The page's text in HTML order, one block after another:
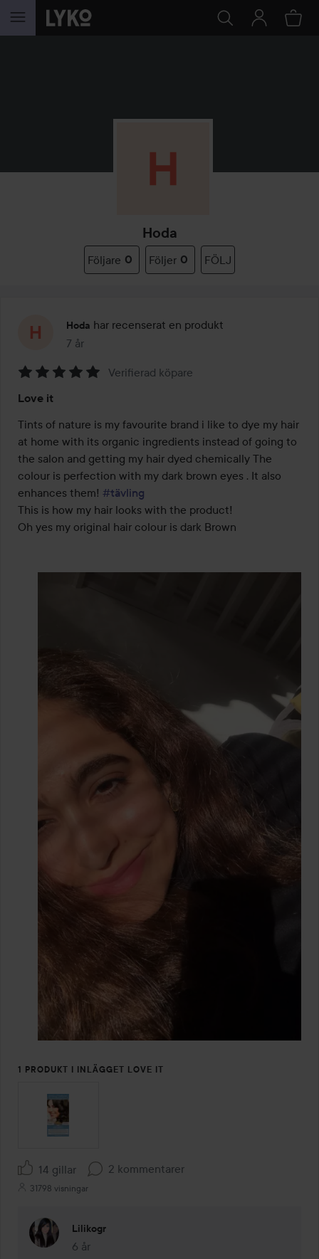
HOPPA TILL INNEHÅLLET
Hoda
Följare 0 Följer 0 FÖLJ
Hoda har recenserat en produkt
7 år
Inlägget skapades 7 år
5
av
5
Verifierad köpare
Love it
Tints of nature is my favourite brand i like to dye my hair
at home with its organic ingredients instead of going to
the salon and getting my hair dyed chemically The
colour is perfection with my dark brown eyes . It also
enhances them! #tävling
This is how my hair looks with the product!
Oh yes my original hair colour is dark Brown
1 PRODUKT I INLÄGGET LOVE IT
14 gillar 2 kommentarer
31798 visningar
Lilikogr
6 år
Kommentaren lades 6 år